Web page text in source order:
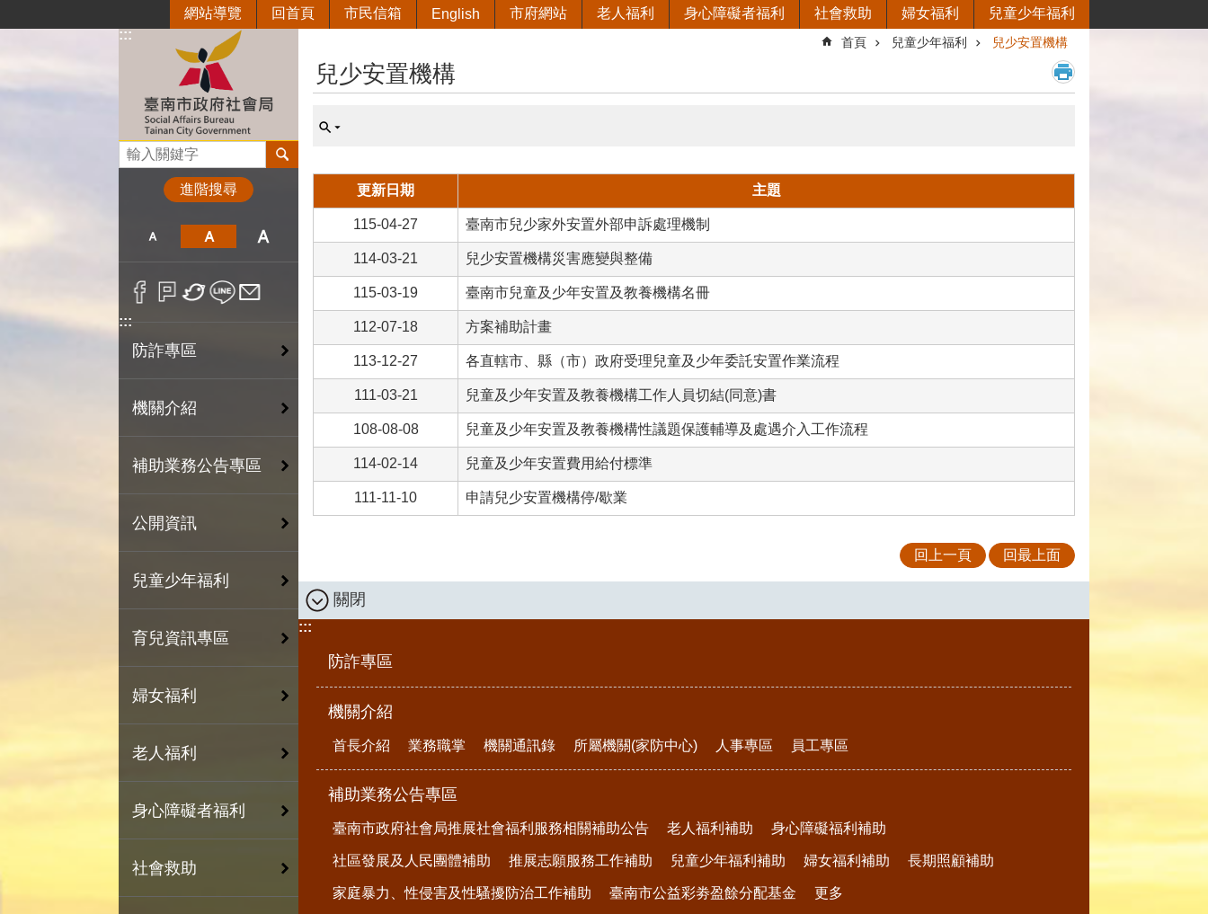
:::
網站導覽 回首頁 市民信箱 English 市府網站 老人福利 身心障礙者福利 社會救助 婦女福利 兒童少年福利
搜尋
進階搜尋
:::
防詐專區
機關介紹
補助業務公告專區
公開資訊
兒童少年福利
育兒資訊專區
婦女福利
老人福利
身心障礙者福利
社會救助
首頁 兒童少年福利 兒少安置機構
兒少安置機構
更新日期 主題
115-04-27 臺南市兒少家外安置外部申訴處理機制
114-03-21 兒少安置機構災害應變與整備
115-03-19 臺南市兒童及少年安置及教養機構名冊
112-07-18 方案補助計畫
113-12-27 各直轄市、縣（市）政府受理兒童及少年委託安置作業流程
111-03-21 兒童及少年安置及教養機構工作人員切結(同意)書
108-08-08 兒童及少年安置及教養機構性議題保護輔導及處遇介入工作流程
114-02-14 兒童及少年安置費用給付標準
111-11-10 申請兒少安置機構停/歇業
回上一頁 回最上面
關閉
:::
防詐專區
機關介紹
首長介紹 業務職掌 機關通訊錄 所屬機關(家防中心) 人事專區 員工專區
補助業務公告專區
臺南市政府社會局推展社會福利服務相關補助公告 老人福利補助 身心障礙福利補助
社區發展及人民團體補助 推展志願服務工作補助 兒童少年福利補助 婦女福利補助 長期照顧補助
家庭暴力、性侵害及性騷擾防治工作補助 臺南市公益彩劵盈餘分配基金 更多